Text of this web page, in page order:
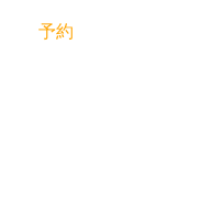
予約